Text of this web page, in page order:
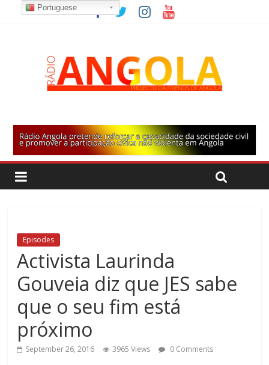
Episodes
Activista Laurinda
Gouveia diz que JES sabe
que o seu fim está
próximo
September 26, 2016 3965 Views 0 Comments
Portuguese